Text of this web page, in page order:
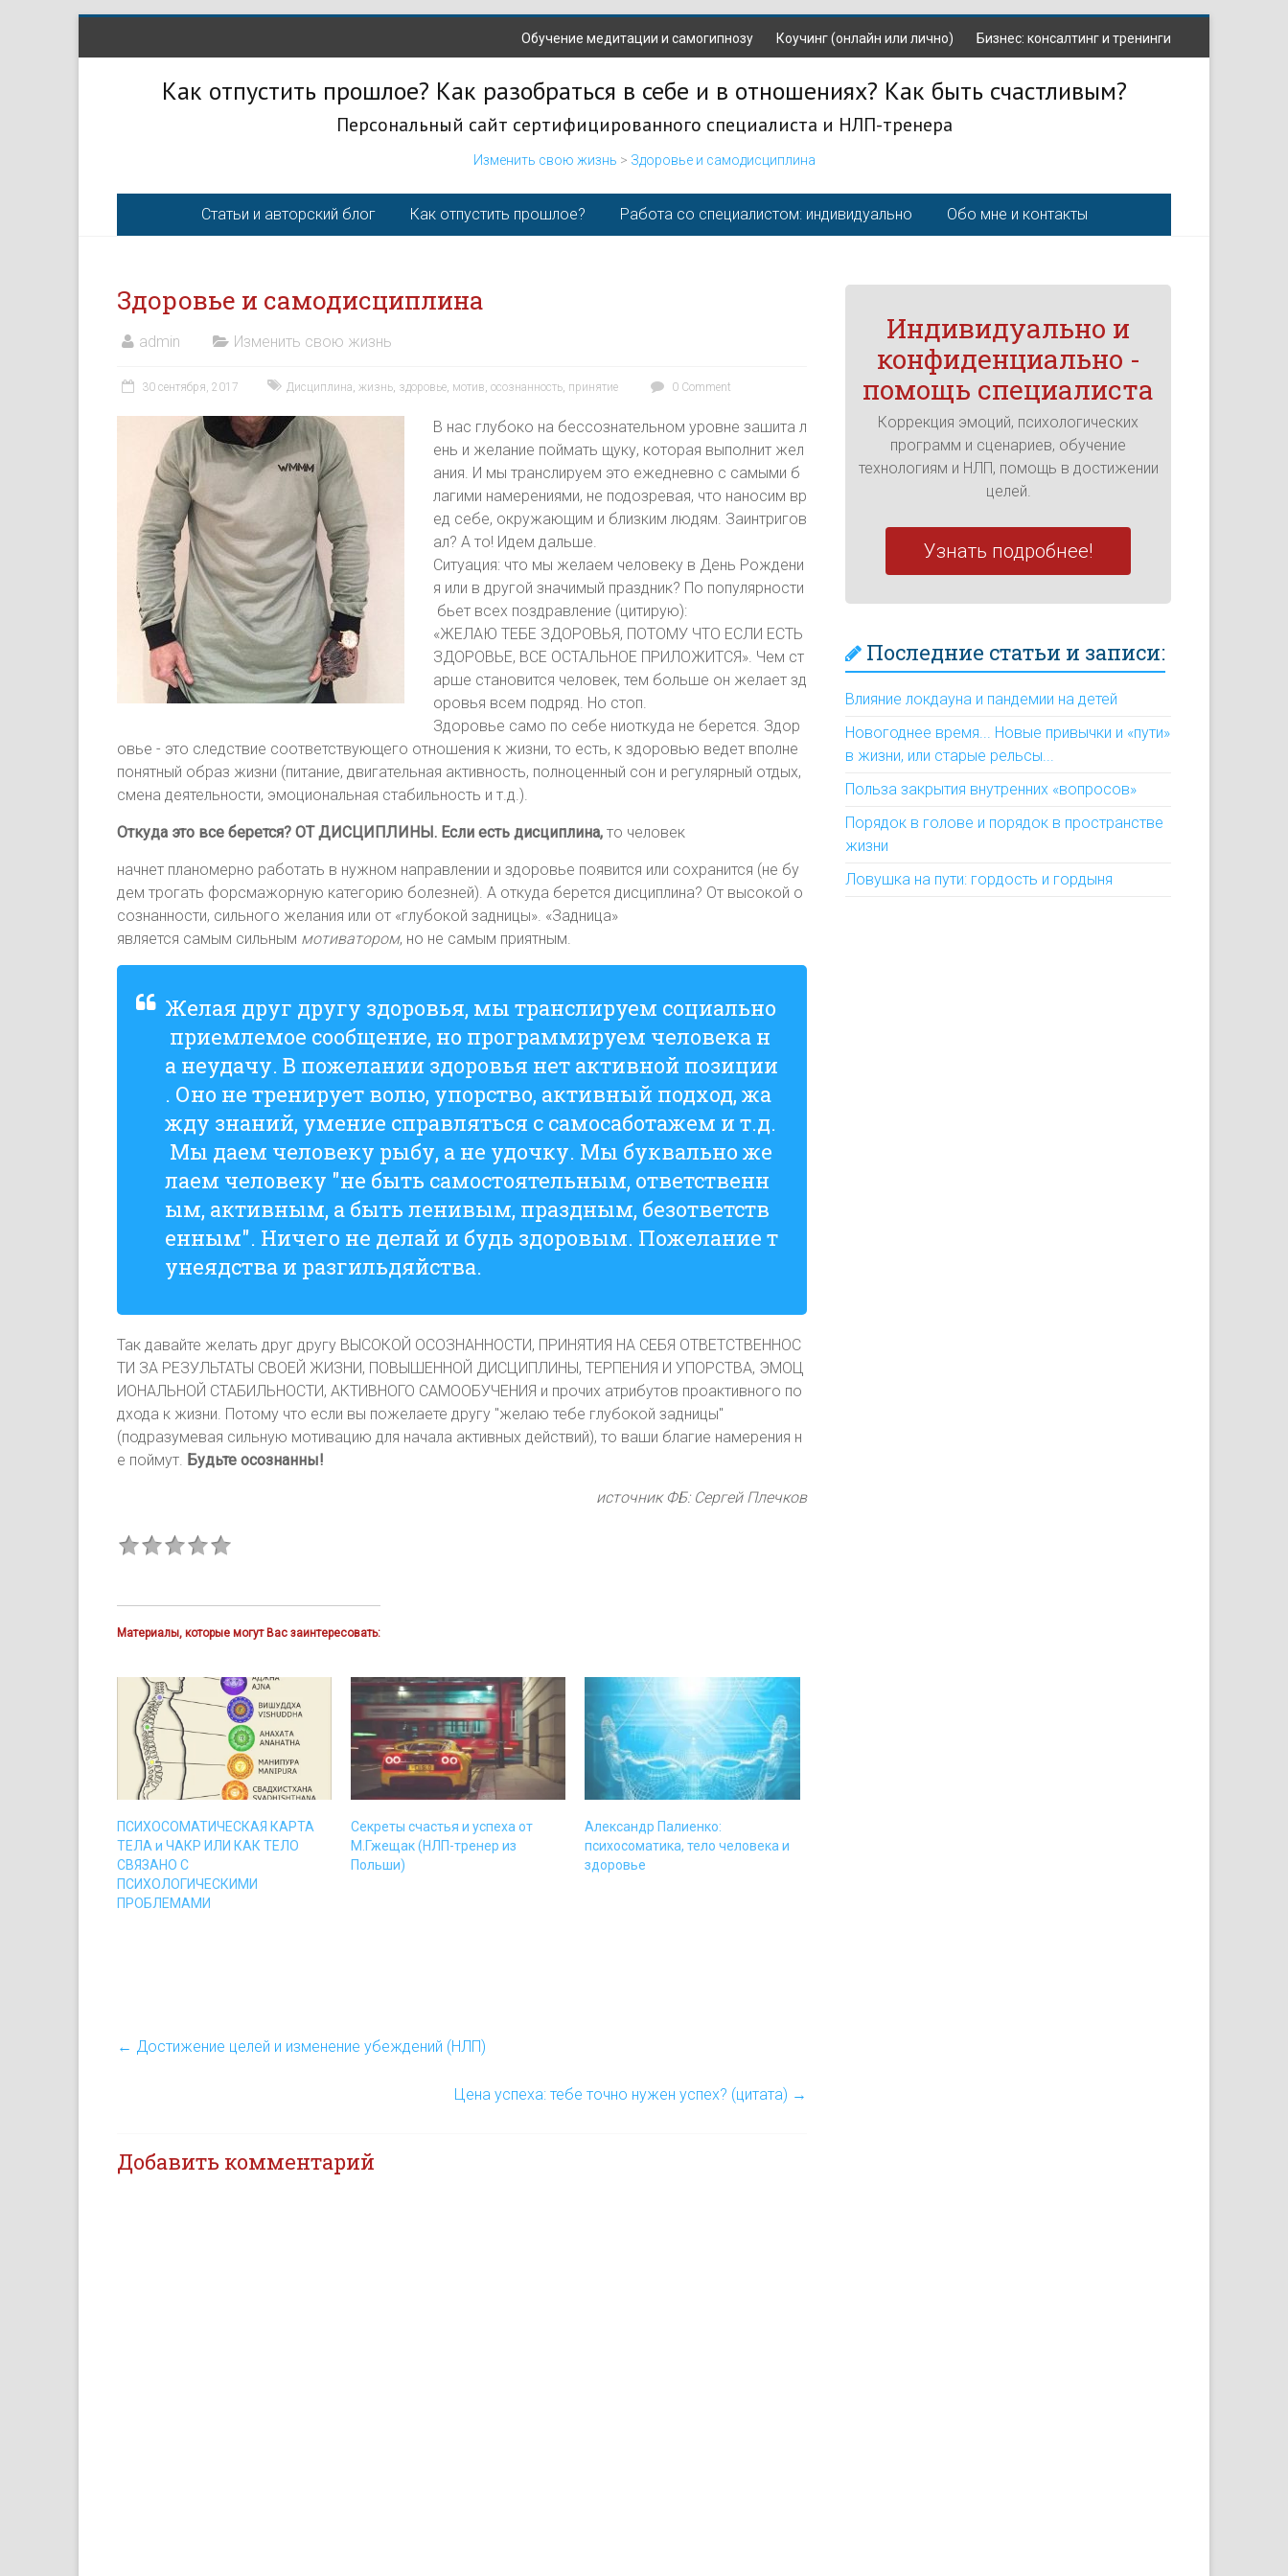
Обучение медитации и самогипнозу Коучинг (онлайн или лично) Бизнес: консалтинг и тренинги
Как отпустить прошлое? Как разобраться в себе и в отношениях? Как быть счастливым?
Персональный сайт сертифицированного специалиста и НЛП-тренера
Изменить свою жизнь > Здоровье и самодисциплина
Статьи и авторский блог Как отпустить прошлое? Работа со специалистом: индивидуально Обо мне и контакты
Здоровье и самодисциплина
admin Изменить свою жизнь
30 сентября, 2017 Дисциплина, жизнь, здоровье, мотив, осознанность, принятие 0 Comment
В нас глубоко на бессознательном уровне зашита л
ень и желание поймать щуку, которая выполнит жел
ания. И мы транслируем это ежедневно с самыми б
лагими намерениями, не подозревая, что наносим вр
ед себе, окружающим и близким людям. Заинтригов
ал? А то! Идем дальше.
Ситуация: что мы желаем человеку в День Рождени
я или в другой значимый праздник? По популярности
бьет всех поздравление (цитирую):
«ЖЕЛАЮ ТЕБЕ ЗДОРОВЬЯ, ПОТОМУ ЧТО ЕСЛИ ЕСТЬ
ЗДОРОВЬЕ, ВСЕ ОСТАЛЬНОЕ ПРИЛОЖИТСЯ». Чем ст
арше становится человек, тем больше он желает зд
оровья всем подряд. Но стоп.
Здоровье само по себе ниоткуда не берется. Здор
овье - это следствие соответствующего отношения к жизни, то есть, к здоровью ведет вполне
понятный образ жизни (питание, двигательная активность, полноценный сон и регулярный отдых,
смена деятельности, эмоциональная стабильность и т.д.).
Откуда это все берется? ОТ ДИСЦИПЛИНЫ. Если есть дисциплина, то человек
начнет планомерно работать в нужном направлении и здоровье появится или сохранится (не бу
дем трогать форсмажорную категорию болезней). А откуда берется дисциплина? От высокой о
сознанности, сильного желания или от «глубокой задницы». «Задница»
является самым сильным мотиватором, но не самым приятным.
Желая друг другу здоровья, мы транслируем социально
приемлемое сообщение, но программируем человека н
а неудачу. В пожелании здоровья нет активной позиции
. Оно не тренирует волю, упорство, активный подход, жа
жду знаний, умение справляться с самосаботажем и т.д.
Мы даем человеку рыбу, а не удочку. Мы буквально же
лаем человеку "не быть самостоятельным, ответственн
ым, активным, а быть ленивым, праздным, безответств
енным". Ничего не делай и будь здоровым. Пожелание т
унеядства и разгильдяйства.
Так давайте желать друг другу ВЫСОКОЙ ОСОЗНАННОСТИ, ПРИНЯТИЯ НА СЕБЯ ОТВЕТСТВЕННОС
ТИ ЗА РЕЗУЛЬТАТЫ СВОЕЙ ЖИЗНИ, ПОВЫШЕННОЙ ДИСЦИПЛИНЫ, ТЕРПЕНИЯ И УПОРСТВА, ЭМОЦ
ИОНАЛЬНОЙ СТАБИЛЬНОСТИ, АКТИВНОГО САМООБУЧЕНИЯ и прочих атрибутов проактивного по
дхода к жизни. Потому что если вы пожелаете другу "желаю тебе глубокой задницы"
(подразумевая сильную мотивацию для начала активных действий), то ваши благие намерения н
е поймут. Будьте осознанны!
источник ФБ: Сергей Плечков
Материалы, которые могут Вас заинтересовать:
ПСИХОСОМАТИЧЕСКАЯ КАРТА
ТЕЛА и ЧАКР ИЛИ КАК ТЕЛО
СВЯЗАНО С
ПСИХОЛОГИЧЕСКИМИ
ПРОБЛЕМАМИ
Секреты счастья и успеха от
М.Гжещак (НЛП-тренер из
Польши)
Александр Палиенко:
психосоматика, тело человека и
здоровье
← Достижение целей и изменение убеждений (НЛП)
Цена успеха: тебе точно нужен успех? (цитата) →
Добавить комментарий
Индивидуально и
конфиденциально -
помощь специалиста
Коррекция эмоций, психологических
программ и сценариев, обучение
технологиям и НЛП, помощь в достижении
целей.
Узнать подробнее!
Последние статьи и записи:
Влияние локдауна и пандемии на детей
Новогоднее время... Новые привычки и «пути»
в жизни, или старые рельсы...
Польза закрытия внутренних «вопросов»
Порядок в голове и порядок в пространстве
жизни
Ловушка на пути: гордость и гордыня